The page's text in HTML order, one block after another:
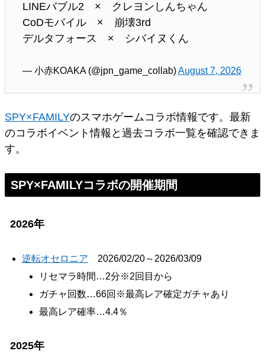
LINEバブル2 × クレヨンしんちゃん
CoDモバイル × 崩壊3rd
デルタフォース × シバイヌくん
— 小赤KOAKA (@jpn_game_collab)August 7, 2026
SPY×FAMILYのスマホゲームコラボ情報です。最新
のコラボイベント情報と過去コラボ一覧を確認できま
す。
SPY×FAMILYコラボの開催期間
2026年
逆転オセロニア 2026/02/20～2026/03/09
リセマラ時間…2分※2回目から
ガチャ回数…66回※最高レア確定ガチャあり
最高レア確率…4.4％
2025年